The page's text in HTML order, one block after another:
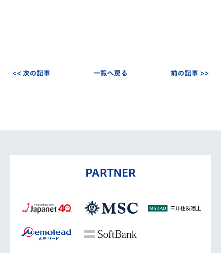
<< 次の記事 一覧へ戻る 前の記事 >>
PARTNER